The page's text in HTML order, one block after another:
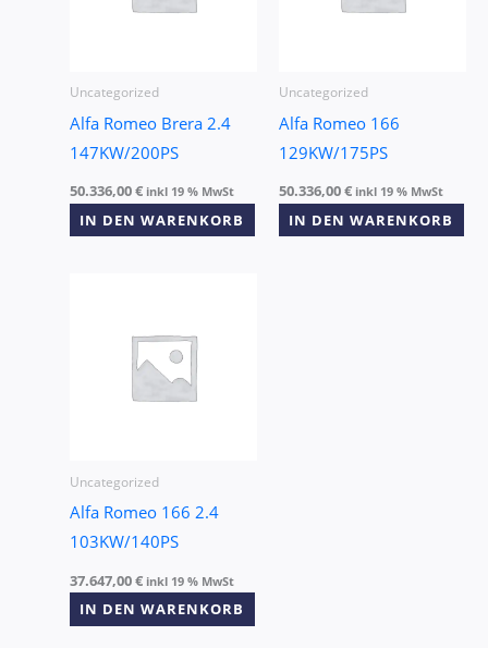
Uncategorized
Alfa Romeo Brera 2.4
147KW/200PS
50.336,00€ inkl 19 % MwSt
IN DEN WARENKORB
Uncategorized
Alfa Romeo 166
129KW/175PS
50.336,00€ inkl 19 % MwSt
IN DEN WARENKORB
Uncategorized
Alfa Romeo 166 2.4
103KW/140PS
37.647,00€ inkl 19 % MwSt
IN DEN WARENKORB